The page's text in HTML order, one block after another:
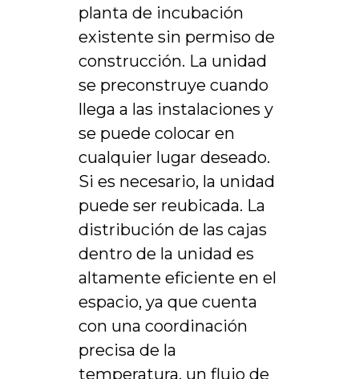
planta de incubación
existente sin permiso de
construcción. La unidad
se preconstruye cuando
llega a las instalaciones y
se puede colocar en
cualquier lugar deseado.
Si es necesario, la unidad
puede ser reubicada. La
distribución de las cajas
dentro de la unidad es
altamente eficiente en el
espacio, ya que cuenta
con una coordinación
precisa de la
temperatura, un flujo de